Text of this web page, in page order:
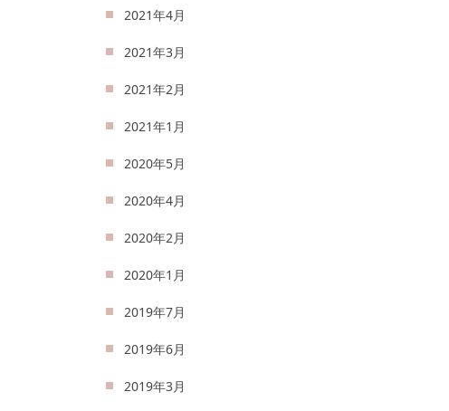
2021年4月
2021年3月
2021年2月
2021年1月
2020年5月
2020年4月
2020年2月
2020年1月
2019年7月
2019年6月
2019年3月